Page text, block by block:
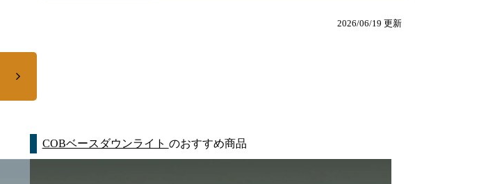
2026/06/19 更新
COBベースダウンライト のおすすめ商品